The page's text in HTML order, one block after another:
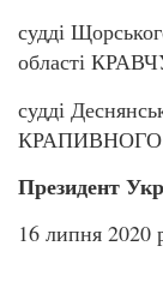
судді
області
судді
КРАПИВНОГО
Президент
16 липня 2020